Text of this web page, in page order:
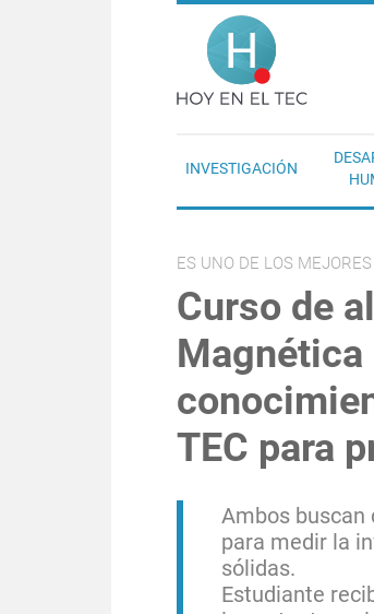
Pasar al contenido principal
INVESTIGACIÓN
ES UNO DE LOS
Curso de
Magnética
TEC para
Ambos buscan
para medir la
sólidas.
Estudiante